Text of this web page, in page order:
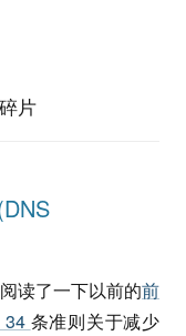
片
读了一下以前的前
34 条准则关于减少